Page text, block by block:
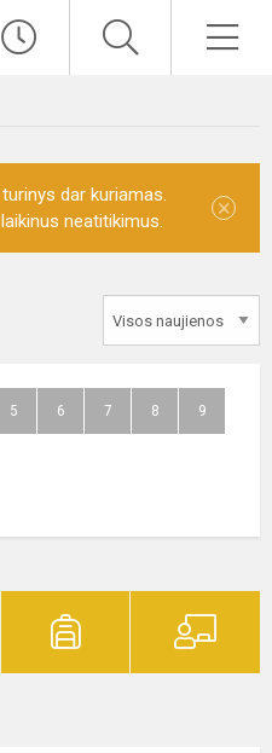
dar kuriamas.
neatitikimus.
×
5 6 7 8 9